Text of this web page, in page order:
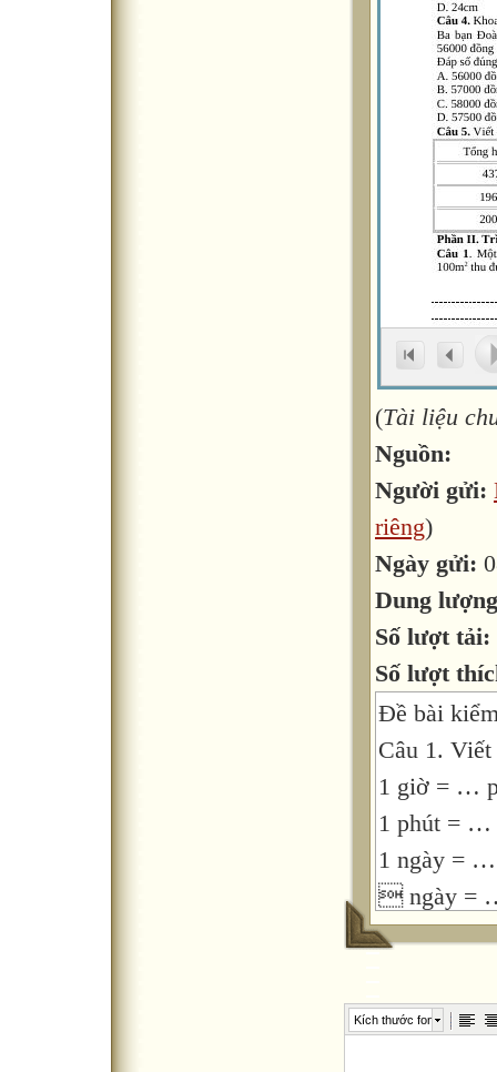
(Tài liệu
Nguồn:
Người gửi:
riêng)
Ngày gửi:
Dung
Số lượt tải:
Số lượt
Đề bài
Câu 1.
1 giờ = …
1 phút = …
1 ngày =
 ngày =
1 thế kỉ =
120 giây =
72 giờ = …
Kích thước font